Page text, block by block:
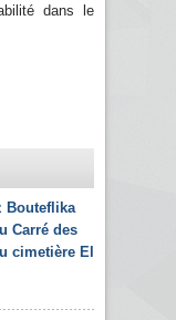
dans le
Bouteflika
Carré des
cimetière El-